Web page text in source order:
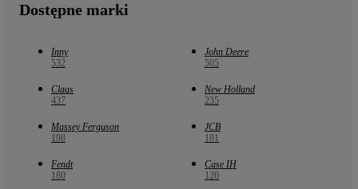
Dostępne marki
Inny
532
John Deere
505
Claas
437
New Holland
235
Massey Ferguson
198
JCB
181
Fendt
180
Case IH
120